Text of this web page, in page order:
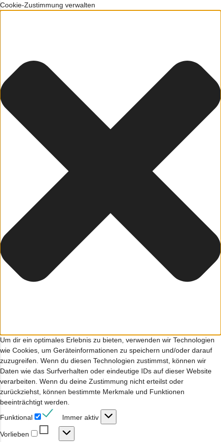
Cookie-Zustimmung verwalten
Um dir ein optimales Erlebnis zu bieten, verwenden wir Technologien
wie Cookies, um Geräteinformationen zu speichern und/oder darauf
zuzugreifen. Wenn du diesen Technologien zustimmst, können wir
Daten wie das Surfverhalten oder eindeutige IDs auf dieser Website
verarbeiten. Wenn du deine Zustimmung nicht erteilst oder
zurückziehst, können bestimmte Merkmale und Funktionen
beeinträchtigt werden.
Funktional
Immer aktiv
Vorlieben
Vorlieben